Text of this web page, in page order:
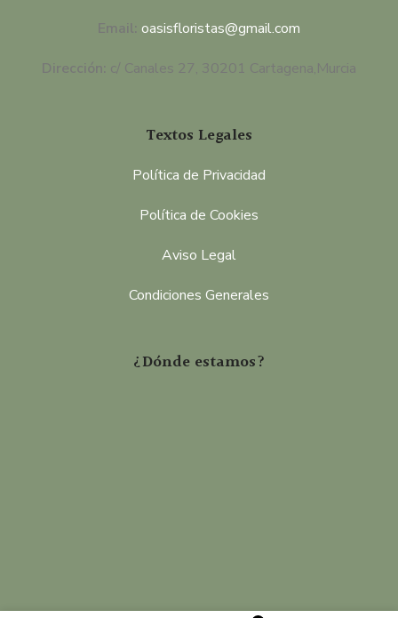
Email: oasisfloristas@gmail.com
Dirección: c/ Canales 27, 30201 Cartagena,Murcia
Textos Legales
Política de Privacidad
Política de Cookies
Aviso Legal
Condiciones Generales
¿Dónde estamos?